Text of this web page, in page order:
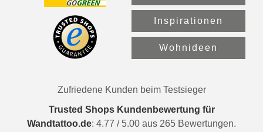
Inspirationen
Wohnideen
Zufriedene Kunden beim Testsieger
Trusted Shops Kundenbewertung für
Wandtattoo.de: 4.77 / 5.00 aus 265 Bewertungen.